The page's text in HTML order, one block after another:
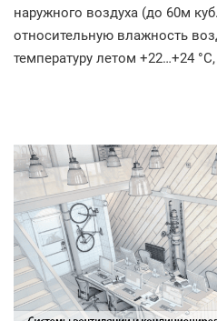
наружного воздуха (до 60м
относительную влажность
температуру летом +22…+24